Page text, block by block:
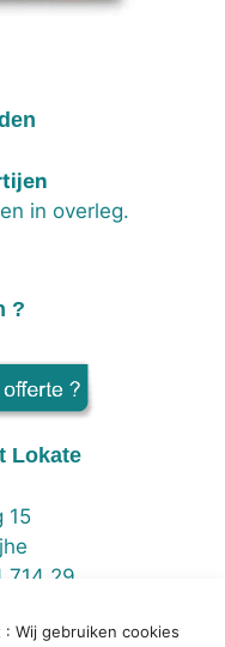
Wij gebruiken cookies
in overleg.
?
Lokate
15
714 29